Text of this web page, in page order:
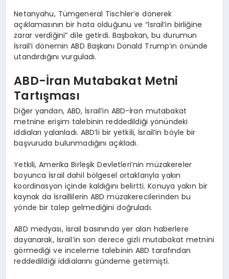
Netanyahu, Tümgeneral Tischler’e dönerek
açıklamasının bir hata olduğunu ve “İsrail’in birliğine
zarar verdiğini” dile getirdi. Başbakan, bu durumun
İsrail’i dönemin ABD Başkanı Donald Trump’ın önünde
utandırdığını vurguladı.
ABD-İran Mutabakat Metni
Tartışması
Diğer yandan, ABD, İsrail’in ABD-İran mutabakat
metnine erişim talebinin reddedildiği yönündeki
iddiaları yalanladı. ABD’li bir yetkili, İsrail’in böyle bir
başvuruda bulunmadığını açıkladı.
Yetkili, Amerika Birleşik Devletleri’nin müzakereler
boyunca İsrail dahil bölgesel ortaklarıyla yakın
koordinasyon içinde kaldığını belirtti. Konuya yakın bir
kaynak da İsraillilerin ABD müzakerecilerinden bu
yönde bir talep gelmediğini doğruladı.
ABD medyası, İsrail basınında yer alan haberlere
dayanarak, İsrail’in son derece gizli mutabakat metnini
görmediği ve inceleme talebinin ABD tarafından
reddedildiği iddialarını gündeme getirmişti.